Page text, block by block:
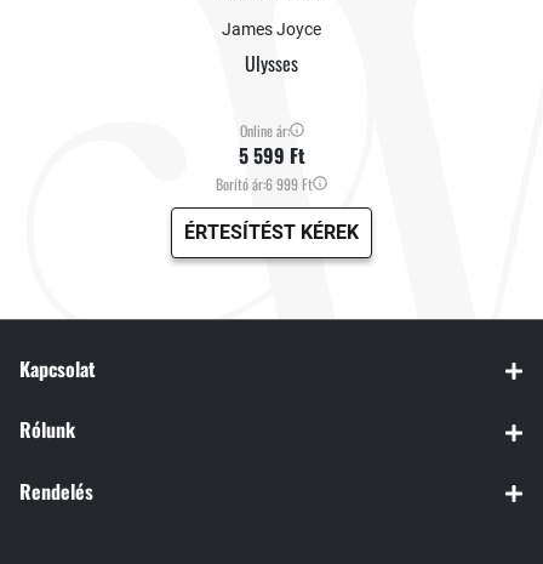
James Joyce
Ulysses
Online ár:
5 599 Ft
Borító ár:6 999 Ft
ÉRTESÍTÉST KÉREK
Kapcsolat
Rólunk
Rendelés